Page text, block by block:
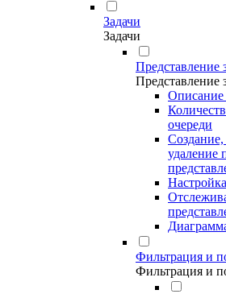
Задачи
Задачи
Представление
Представление
Описание
очереди
Создание,
удаление
Фильтрация и
Фильтрация и